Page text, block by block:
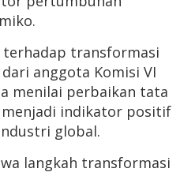
terhadap transformasi
anggota Komisi VI
menilai perbaikan tata
menjadi indikator positif
global.
langkah transformasi